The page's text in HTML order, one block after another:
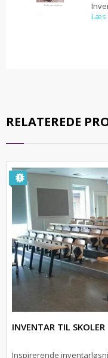
Læs
RELATEREDE
INVENTAR TIL SKOLER
Inspirerende